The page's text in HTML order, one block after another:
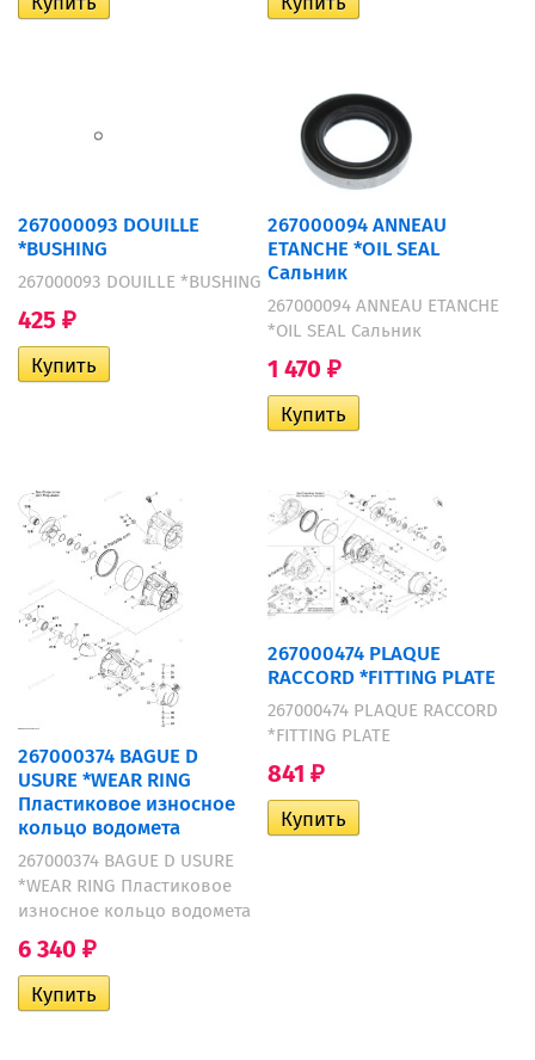
267000093 DOUILLE
*BUSHING
267000093 DOUILLE *BUSHING
425 ₽
267000094 ANNEAU
ETANCHE *OIL SEAL
Сальник
267000094 ANNEAU ETANCHE
*OIL SEAL Сальник
1 470 ₽
267000374 BAGUE D
USURE *WEAR RING
Пластиковое износное
кольцо водомета
267000374 BAGUE D USURE
*WEAR RING Пластиковое
износное кольцо водомета
6 340 ₽
267000474 PLAQUE
RACCORD *FITTING PLATE
267000474 PLAQUE RACCORD
*FITTING PLATE
841 ₽